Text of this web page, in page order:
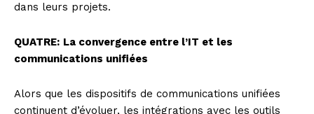
dans leurs projets.
QUATRE: La convergence entre l’IT et les
communications unifiées
Alors que les dispositifs de communications unifiées
continuent d’évoluer, les intégrations avec les outils